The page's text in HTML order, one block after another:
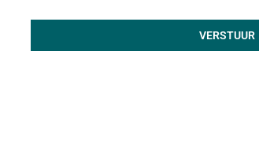
VERSTUUR